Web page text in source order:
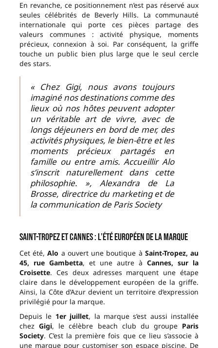
En revanche, ce positionnement n’est pas réservé aux
seules célébrités de Beverly Hills. La communauté
internationale qui porte ces pièces partage des
valeurs communes : activité physique, moments
précieux, connexion à soi. Par conséquent, la griffe
touche un public bien plus large que le seul cercle
des stars.
« Chez Gigi, nous avons toujours
imaginé nos destinations comme des
lieux où nos hôtes peuvent adopter
un véritable art de vivre, avec de
longs déjeuners en bord de mer, des
activités physiques, le bien-être et les
moments précieux partagés en
famille ou entre amis. Accueillir Alo
s’inscrit naturellement dans cette
philosophie. », Alexandra de La
Brosse, directrice du marketing et de
la communication de Paris Society
Saint-Tropez et Cannes : l’été européen de la marque
Cet été,Alo a ouvert une boutique à Saint-Tropez, au
45, rue Gambetta, et une autre à Cannes, sur la
Croisette. Ces deux adresses marquent une étape
claire dans le développement européen de la griffe.
Ainsi, la Côte d’Azur devient un territoire d’expression
privilégié pour la marque.
Depuis le 1er juillet, la marque s’est aussi installée
chezGigi, le célèbre beach club du groupe Paris
Society. C’est la première fois que ce lieu s’associe à
une marque pour customiser son espace piscine. De